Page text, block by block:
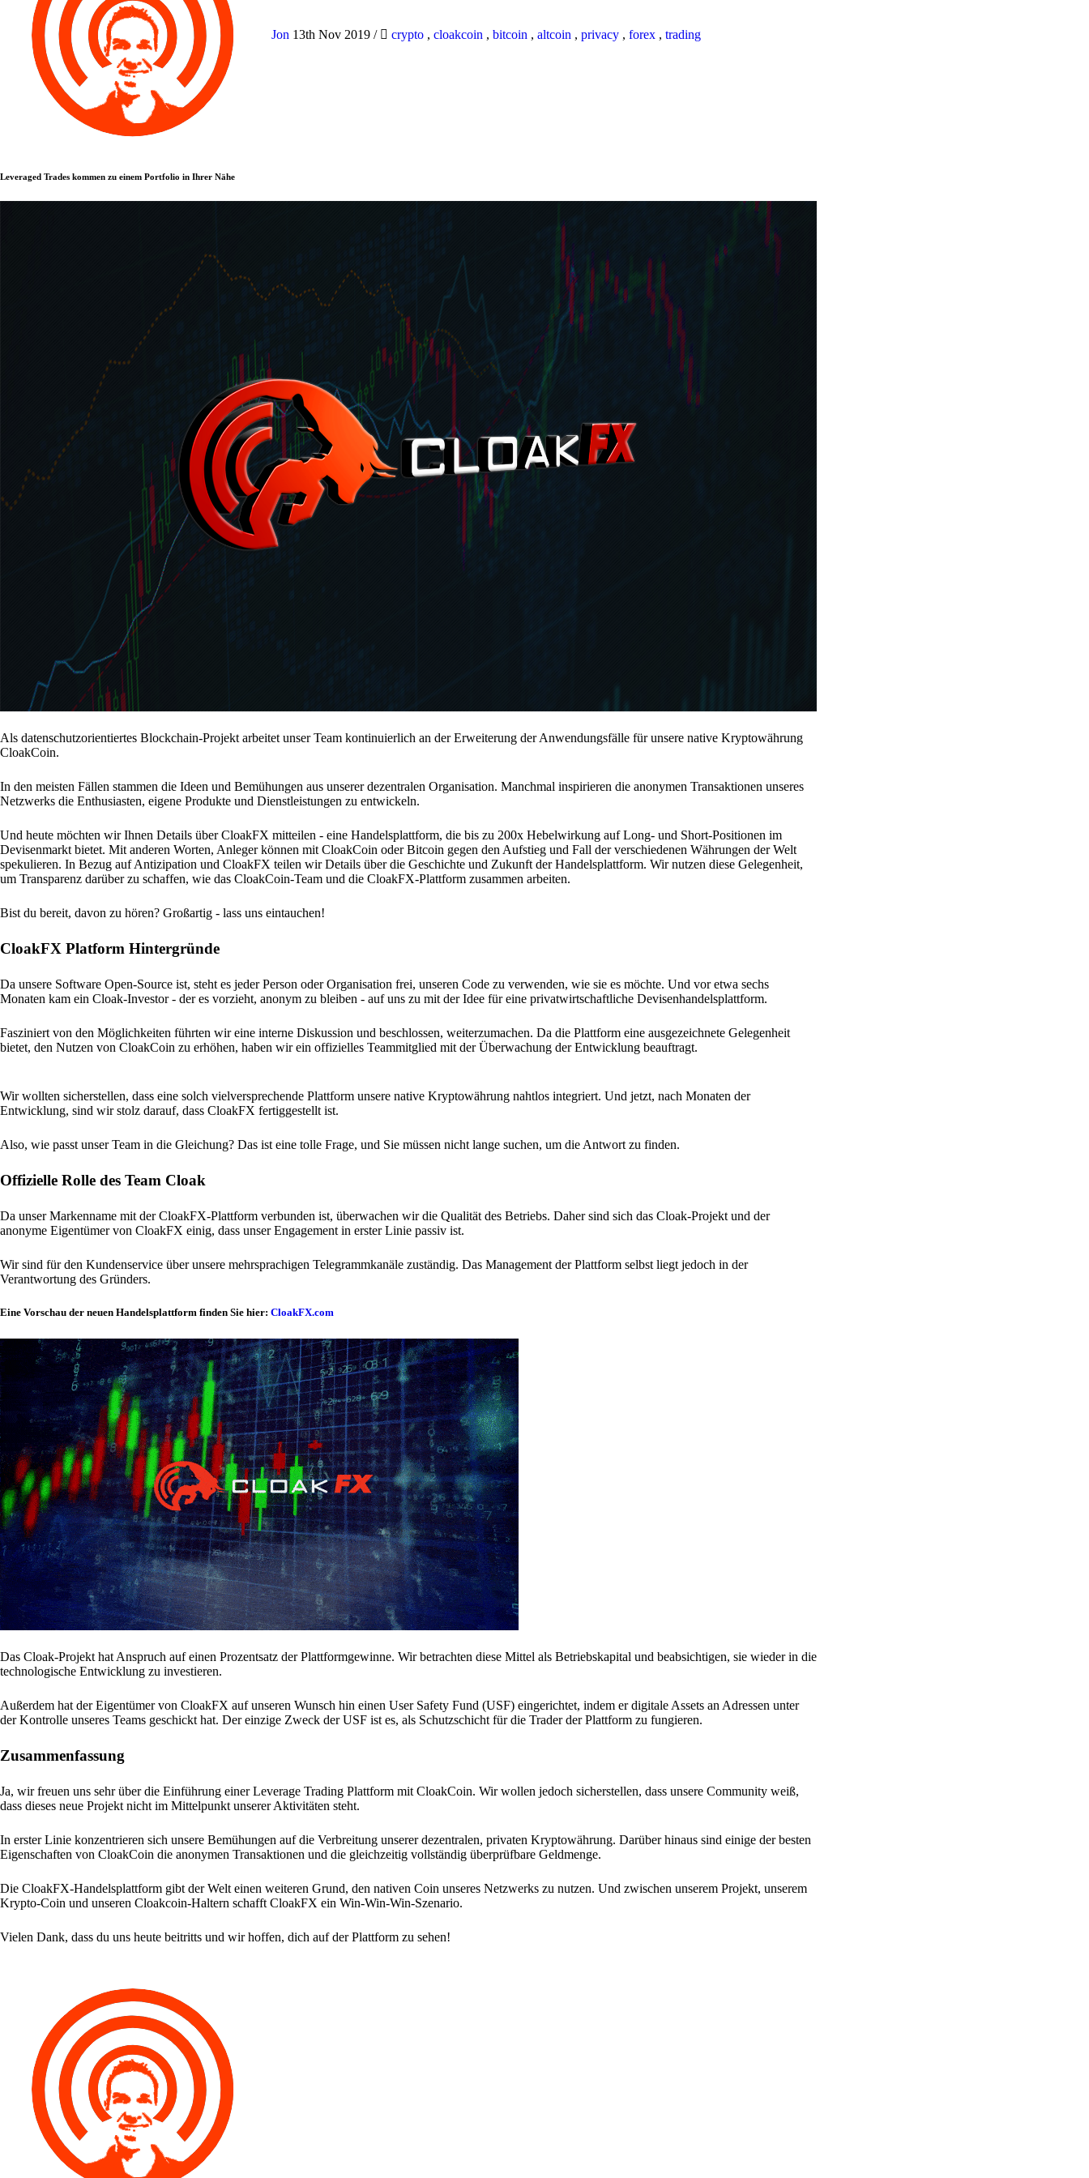
Jon 13th Nov 2019 / crypto , cloakcoin , bitcoin , altcoin , privacy , forex , trading
Leveraged Trades kommen zu einem Portfolio in Ihrer Nähe
Als datenschutzorientiertes Blockchain-Projekt arbeitet unser Team kontinuierlich an der Erweiterung der Anwendungsfälle für unsere native Kryptowährung
CloakCoin.
In den meisten Fällen stammen die Ideen und Bemühungen aus unserer dezentralen Organisation. Manchmal inspirieren die anonymen Transaktionen unseres
Netzwerks die Enthusiasten, eigene Produkte und Dienstleistungen zu entwickeln.
Und heute möchten wir Ihnen Details über CloakFX mitteilen - eine Handelsplattform, die bis zu 200x Hebelwirkung auf Long- und Short-Positionen im
Devisenmarkt bietet. Mit anderen Worten, Anleger können mit CloakCoin oder Bitcoin gegen den Aufstieg und Fall der verschiedenen Währungen der Welt
spekulieren. In Bezug auf Antizipation und CloakFX teilen wir Details über die Geschichte und Zukunft der Handelsplattform. Wir nutzen diese Gelegenheit,
um Transparenz darüber zu schaffen, wie das CloakCoin-Team und die CloakFX-Plattform zusammen arbeiten.
Bist du bereit, davon zu hören? Großartig - lass uns eintauchen!
CloakFX Platform Hintergründe
Da unsere Software Open-Source ist, steht es jeder Person oder Organisation frei, unseren Code zu verwenden, wie sie es möchte. Und vor etwa sechs
Monaten kam ein Cloak-Investor - der es vorzieht, anonym zu bleiben - auf uns zu mit der Idee für eine privatwirtschaftliche Devisenhandelsplattform.
Fasziniert von den Möglichkeiten führten wir eine interne Diskussion und beschlossen, weiterzumachen. Da die Plattform eine ausgezeichnete Gelegenheit
bietet, den Nutzen von CloakCoin zu erhöhen, haben wir ein offizielles Teammitglied mit der Überwachung der Entwicklung beauftragt.
Wir wollten sicherstellen, dass eine solch vielversprechende Plattform unsere native Kryptowährung nahtlos integriert. Und jetzt, nach Monaten der
Entwicklung, sind wir stolz darauf, dass CloakFX fertiggestellt ist.
Also, wie passt unser Team in die Gleichung? Das ist eine tolle Frage, und Sie müssen nicht lange suchen, um die Antwort zu finden.
Offizielle Rolle des Team Cloak
Da unser Markenname mit der CloakFX-Plattform verbunden ist, überwachen wir die Qualität des Betriebs. Daher sind sich das Cloak-Projekt und der
anonyme Eigentümer von CloakFX einig, dass unser Engagement in erster Linie passiv ist.
Wir sind für den Kundenservice über unsere mehrsprachigen Telegrammkanäle zuständig. Das Management der Plattform selbst liegt jedoch in der
Verantwortung des Gründers.
Eine Vorschau der neuen Handelsplattform finden Sie hier: CloakFX.com
Das Cloak-Projekt hat Anspruch auf einen Prozentsatz der Plattformgewinne. Wir betrachten diese Mittel als Betriebskapital und beabsichtigen, sie wieder in die
technologische Entwicklung zu investieren.
Außerdem hat der Eigentümer von CloakFX auf unseren Wunsch hin einen User Safety Fund (USF) eingerichtet, indem er digitale Assets an Adressen unter
der Kontrolle unseres Teams geschickt hat. Der einzige Zweck der USF ist es, als Schutzschicht für die Trader der Plattform zu fungieren.
Zusammenfassung
Ja, wir freuen uns sehr über die Einführung einer Leverage Trading Plattform mit CloakCoin. Wir wollen jedoch sicherstellen, dass unsere Community weiß,
dass dieses neue Projekt nicht im Mittelpunkt unserer Aktivitäten steht.
In erster Linie konzentrieren sich unsere Bemühungen auf die Verbreitung unserer dezentralen, privaten Kryptowährung. Darüber hinaus sind einige der besten
Eigenschaften von CloakCoin die anonymen Transaktionen und die gleichzeitig vollständig überprüfbare Geldmenge.
Die CloakFX-Handelsplattform gibt der Welt einen weiteren Grund, den nativen Coin unseres Netzwerks zu nutzen. Und zwischen unserem Projekt, unserem
Krypto-Coin und unseren Cloakcoin-Haltern schafft CloakFX ein Win-Win-Win-Szenario.
Vielen Dank, dass du uns heute beitritts und wir hoffen, dich auf der Plattform zu sehen!